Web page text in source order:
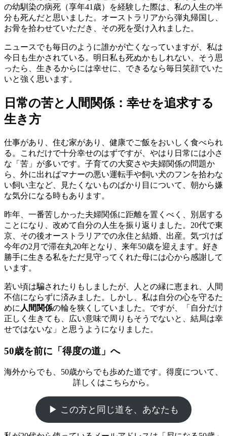
の幼馴染の病死（享年41歳）を経験した際は、私の人生の半
分も死んだと思いました。オーストラリアから弾丸帰国し、
お骨を拾わせていただき、その死を受け入れました。
ニュースでも毎日のように誰かが亡くなっていますが、私は
今日も生かされている。明日私も死ぬかもしれない、そう思
ったら、生きるからには幸せに、できるなら毎日笑顔でいた
いと強く思います。
日常の苦と人間関係：幸せを追求する
生き方
仕事があり、住む家があり、健康でご飯をおいしく食べられ
る。これだけで十分幸せのはずですが、やはり日常には小さ
な「苦」が多いです。子育ての大変さや夫婦関係の問題か
ら、外に出ればマナーの悪い運転手や飼い犬のフンを拾わな
い飼い主など、見たくないものばかり目について、朝から嫌
な気分になる時もあります。
昨年、一番苦しかった夫婦関係に距離を置くべく、別居する
ことになり、改めて自分の人生を振り返りました。20代で東
京、その後オーストラリアでの永住と結婚、出産。気づけば
今年の2月で滞在丸20年となり、来年50歳を迎えます。好き
勝手に生きる私をただ見守ってくれた母には心から感謝して
います。
若い頃は騙されたりもしましたが、人との縁に恵まれ、人間
不信にならずに済みました。しかし、私は自分の心を守るた
めに 人間関係の輪を狭くしていました。ですが、「自分だけ
正しく生きても、広い意味で周りもそうでないと、結局は幸
せではないな」と思うようになりました。
50歳を前に「得度の道」へ
海外からでも、50歳からでも歩めた道です。得度について、
詳しくはこちらから。
▶ この方と同じ道を、あなたも